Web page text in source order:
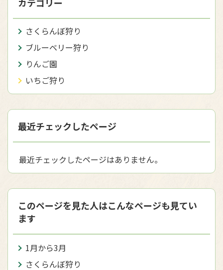
さくらんぼ狩り
ブルーベリー狩り
りんご園
いちご狩り
最近チェックしたページ
最近チェックしたページはありません。
このページを見た人はこんなページも見てい
ます
1月から3月
さくらんぼ狩り